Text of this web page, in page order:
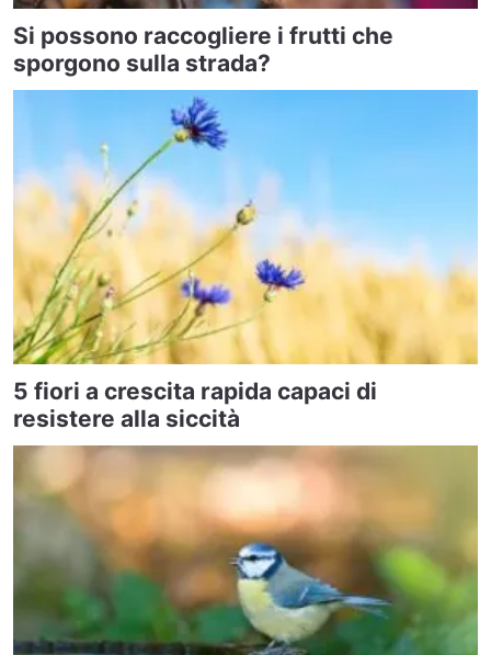
Si possono raccogliere i frutti che
sporgono sulla strada?
5 fiori a crescita rapida capaci di
resistere alla siccità